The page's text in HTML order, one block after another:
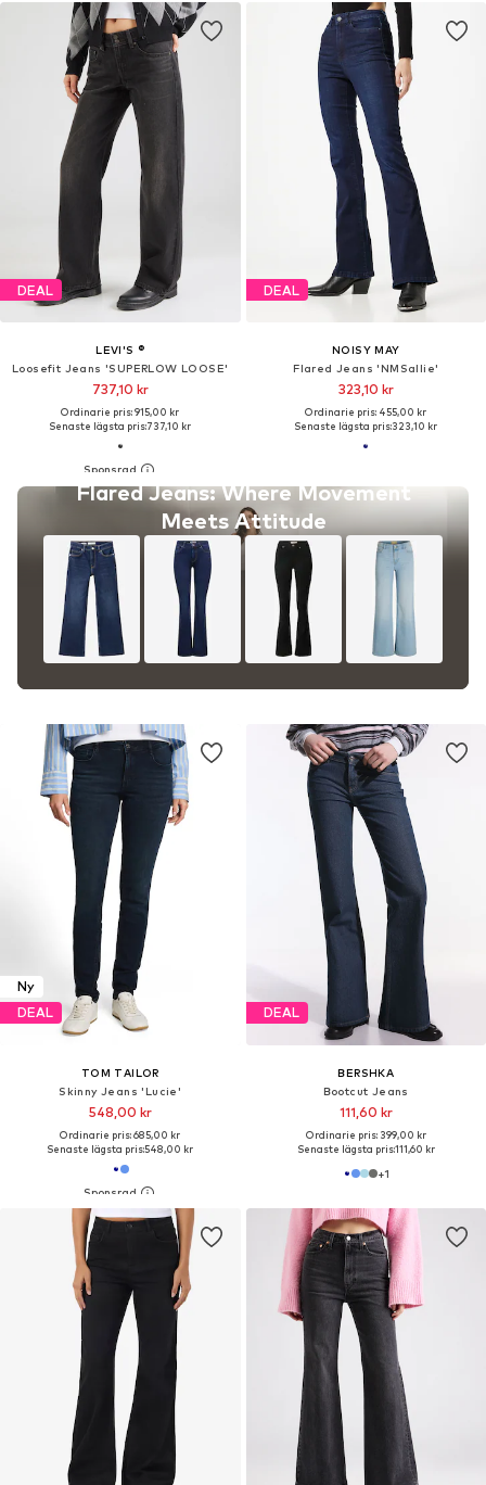
DEAL
LEVI'S ®
Loosefit Jeans 'SUPERLOW LOOSE'
737,10 kr
Ordinarie pris: 915,00 kr
Senaste lägsta pris:737,10 kr
Flared Jeans: Where Movement
Meets Attitude
DEAL
NOISY MAY
Flared Jeans 'NMSallie'
323,10 kr
Ordinarie pris: 455,00 kr
Senaste lägsta pris:323,10 kr
Ny
DEAL
TOM TAILOR
Skinny Jeans 'Lucie'
548,00 kr
Ordinarie pris: 685,00 kr
Senaste lägsta pris:548,00 kr
DEAL
BERSHKA
Bootcut Jeans
111,60 kr
Ordinarie pris: 399,00 kr
Senaste lägsta pris:111,60 kr
+1